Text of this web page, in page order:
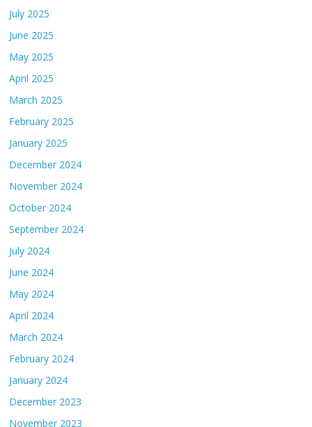
July 2025
June 2025
May 2025
April 2025
March 2025
February 2025
January 2025
December 2024
November 2024
October 2024
September 2024
July 2024
June 2024
May 2024
April 2024
March 2024
February 2024
January 2024
December 2023
November 2023